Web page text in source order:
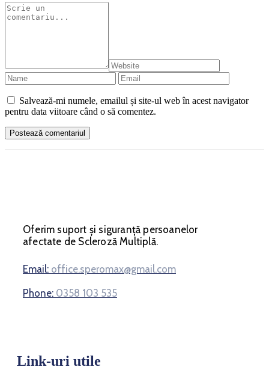
Salvează-mi numele, emailul și site-ul web în acest navigator
pentru data viitoare când o să comentez.
Oferim suport și siguranță persoanelor
afectate de Scleroză Multiplă.
Email: office.speromax@gmail.com
Phone: 0358 103 535
Link-uri utile